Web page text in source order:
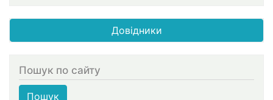
Довідники
Пошук по сайту
Пошук